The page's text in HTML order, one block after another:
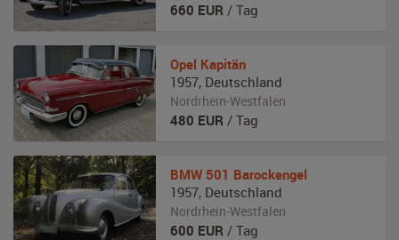
660 EUR / Tag
Opel Kapitän
1957, Deutschland
Nordrhein-Westfalen
480 EUR / Tag
BMW 501 Barockengel
1957, Deutschland
Nordrhein-Westfalen
600 EUR / Tag